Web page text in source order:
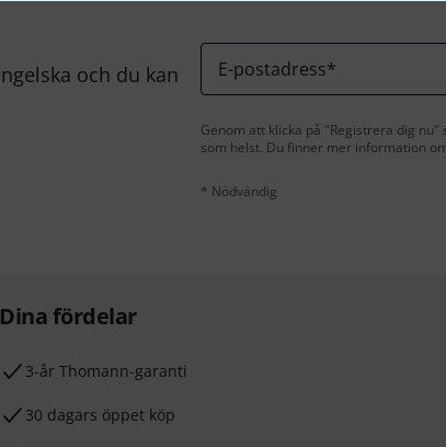
och du kan
E-postadress*
Genom att klicka på "Registrera dig
som helst. Du finner mer information
* Nödvändig
Dina fördelar
3-år Thomann-garanti
30 dagars öppet köp